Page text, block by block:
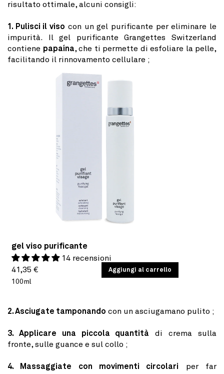
risultato ottimale, alcuni consigli:
1. Pulisci il viso con un gel purificante per eliminare le
impurità. Il gel purificante Grangettes Switzerland
contiene papaína, che ti permette di esfoliare la pelle,
facilitando il rinnovamento cellulare ;
gel viso purificante
14 recensioni
Prezzo
di
41,35 €
PREZZO
UNITARIO
/
100ml
Aggiungi al carrello
2. Asciugate tamponando con un asciugamano pulito ;
3. Applicare una piccola quantità di crema sulla
fronte, sulle guance e sul collo ;
4. Massaggiate con movimenti circolari per far